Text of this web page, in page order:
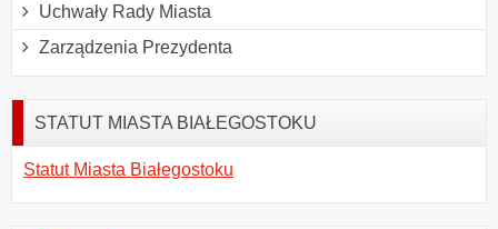
Uchwały Rady Miasta
Zarządzenia Prezydenta
STATUT MIASTA BIAŁEGOSTOKU
Statut Miasta Białegostoku